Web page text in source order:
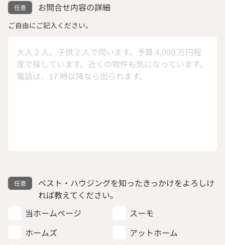
お問合せ内容の詳細
ご自由にご記入ください。
ベスト・ハウジングを知ったきっかけをよろしけ
れば教えてください。
当ホームページ
スーモ
ホームズ
アットホーム